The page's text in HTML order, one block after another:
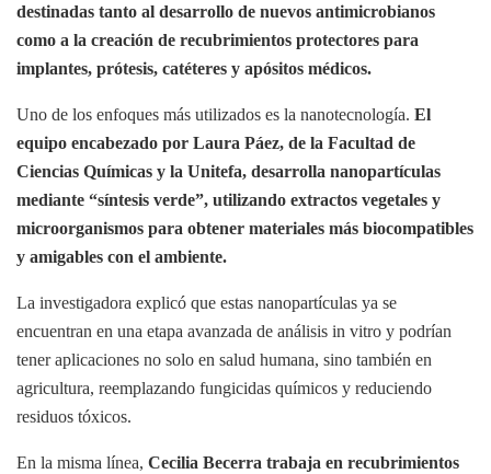
destinadas tanto al desarrollo de nuevos antimicrobianos
como a la creación de recubrimientos protectores para
implantes, prótesis, catéteres y apósitos médicos.
Uno de los enfoques más utilizados es la nanotecnología. El
equipo encabezado por Laura Páez, de la Facultad de
Ciencias Químicas y la Unitefa, desarrolla nanopartículas
mediante “síntesis verde”, utilizando extractos vegetales y
microorganismos para obtener materiales más biocompatibles
y amigables con el ambiente.
La investigadora explicó que estas nanopartículas ya se
encuentran en una etapa avanzada de análisis in vitro y podrían
tener aplicaciones no solo en salud humana, sino también en
agricultura, reemplazando fungicidas químicos y reduciendo
residuos tóxicos.
En la misma línea, Cecilia Becerra trabaja en recubrimientos